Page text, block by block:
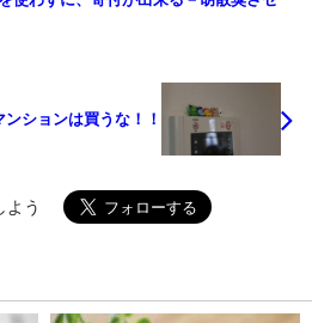
ンションは買うな！！
よう